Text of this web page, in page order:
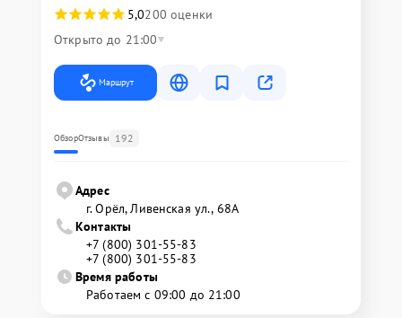
5,0200 оценки
Открыто до 21:00
Маршрут
ОбзорОтзывы 192
Адрес
г. Орёл, Ливенская ул., 68А
Контакты
+7 (800) 301-55-83
+7 (800) 301-55-83
Время работы
Работаем с 09:00 до 21:00